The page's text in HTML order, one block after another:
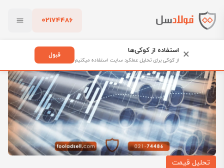
02174486
پاک کردن
فولادسل
پیش بینی قیمت لوله سیاه در خرداد 1404
تحلیل قیمت
× استفاده از کوکی‌ها
از کوکی برای تحلیل عملکرد سایت استفاده میکنیم
قبول